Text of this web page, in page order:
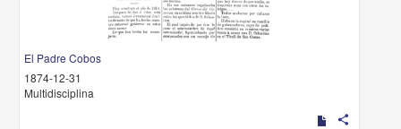
El Padre Cobos
1874-12-31
Multidisciplina
share